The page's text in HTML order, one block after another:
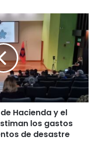
Hacienda y el
los gastos
de desastre